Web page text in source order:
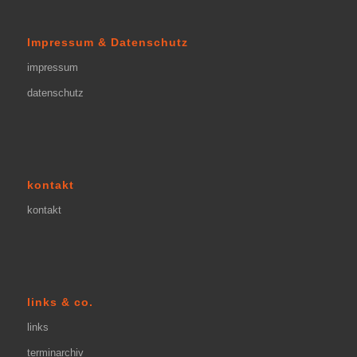
Impressum & Datenschutz
impressum
datenschutz
kontakt
kontakt
links & co.
links
terminarchiv